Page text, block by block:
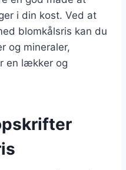
i din kost. Ved at
blomkålsris kan du
og mineraler,
en lækker og